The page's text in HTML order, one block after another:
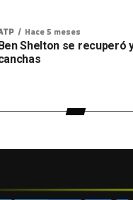
Hace 5 meses
Shelton se recuperó